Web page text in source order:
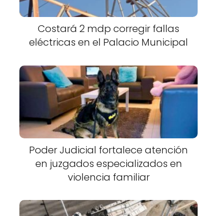
Costará 2 mdp corregir fallas
eléctricas en el Palacio Municipal
Poder Judicial fortalece atención
en juzgados especializados en
violencia familiar